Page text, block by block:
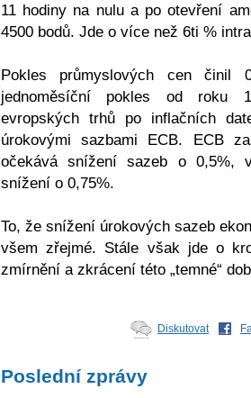
11 hodiny na nulu a po otevření
4500 bodů. Jde o více než 6ti %
Pokles průmyslových cen
jednoměsíční pokles od roku
evropských trhů po inflačních
úrokovými sazbami ECB. ECB
očekává snížení sazeb o 0,5%,
snížení o 0,75%.
To, že snížení úrokových sazeb
všem zřejmé. Stále však jde o
zmírnění a zkrácení této „temné“
Diskutovat
Poslední zprávy